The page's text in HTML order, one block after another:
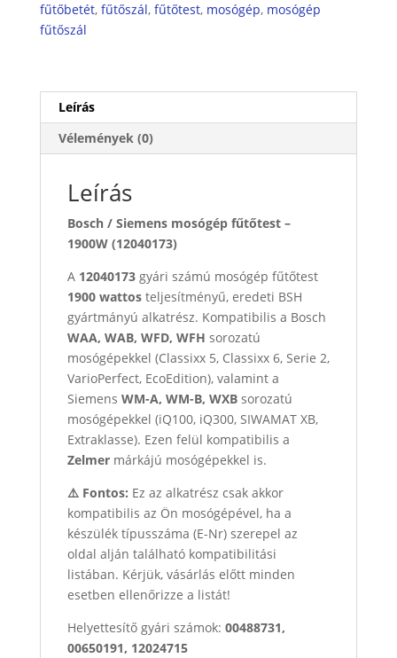
fűtőbetét, fűtőszál, fűtőtest, mosógép, mosógép
fűtőszál
Leírás
Vélemények (0)
Leírás
Bosch / Siemens mosógép fűtőtest –
1900W (12040173)
A 12040173gyári számú mosógép fűtőtest
1900 wattosteljesítményű, eredeti BSH
gyártmányú alkatrész. Kompatibilis a Bosch
WAA, WAB, WFD, WFH sorozatú
mosógépekkel (Classixx 5, Classixx 6, Serie 2,
VarioPerfect, EcoEdition), valamint a
Siemens WM-A, WM-B, WXBsorozatú
mosógépekkel (iQ100, iQ300, SIWAMAT XB,
Extraklasse). Ezen felül kompatibilis a
Zelmermárkájú mosógépekkel is.
⚠️ Fontos: Ez az alkatrész csak akkor
kompatibilis az Ön mosógépével, ha a
készülék típusszáma (E-Nr) szerepel az
oldal alján található kompatibilitási
listában. Kérjük, vásárlás előtt minden
esetben ellenőrizze a listát!
Helyettesítő gyári számok: 00488731,
00650191, 12024715